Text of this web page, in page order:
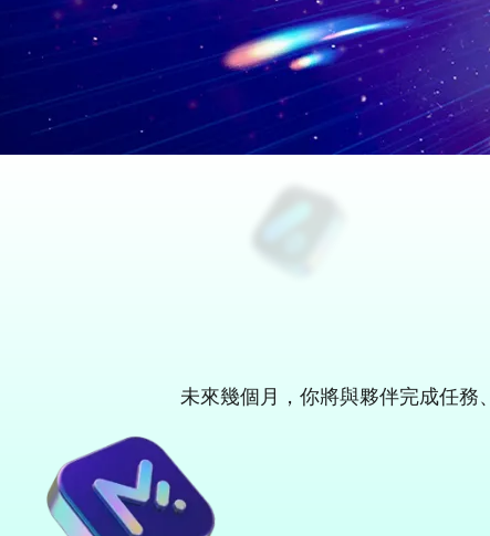
未來幾個月，你將與夥伴完成任